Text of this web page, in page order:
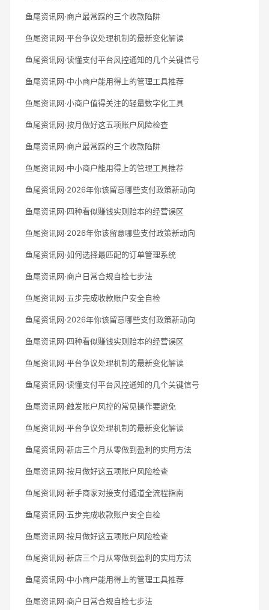
鱼尾资讯网·商户最常踩的三个收款陷阱
鱼尾资讯网·平台争议处理机制的最新变化解读
鱼尾资讯网·读懂支付平台风控通知的几个关键信号
鱼尾资讯网·中小商户能用得上的管理工具推荐
鱼尾资讯网·小商户值得关注的轻量数字化工具
鱼尾资讯网·按月做好这五项账户风险检查
鱼尾资讯网·商户最常踩的三个收款陷阱
鱼尾资讯网·中小商户能用得上的管理工具推荐
鱼尾资讯网·2026年你该留意哪些支付政策新动向
鱼尾资讯网·四种看似赚钱实则赔本的经营误区
鱼尾资讯网·2026年你该留意哪些支付政策新动向
鱼尾资讯网·如何选择最匹配的订单管理系统
鱼尾资讯网·商户日常合规自检七步法
鱼尾资讯网·五步完成收款账户安全自检
鱼尾资讯网·2026年你该留意哪些支付政策新动向
鱼尾资讯网·四种看似赚钱实则赔本的经营误区
鱼尾资讯网·平台争议处理机制的最新变化解读
鱼尾资讯网·读懂支付平台风控通知的几个关键信号
鱼尾资讯网·触发账户风控的常见操作要避免
鱼尾资讯网·平台争议处理机制的最新变化解读
鱼尾资讯网·新店三个月从零做到盈利的实用方法
鱼尾资讯网·按月做好这五项账户风险检查
鱼尾资讯网·新手商家对接支付通道全流程指南
鱼尾资讯网·五步完成收款账户安全自检
鱼尾资讯网·按月做好这五项账户风险检查
鱼尾资讯网·新店三个月从零做到盈利的实用方法
鱼尾资讯网·中小商户能用得上的管理工具推荐
鱼尾资讯网·商户日常合规自检七步法